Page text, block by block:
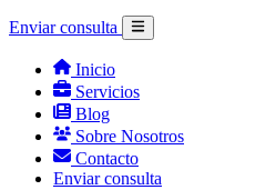
Enviar consulta
Inicio
Servicios
Blog
Sobre Nosotros
Contacto
Enviar consulta